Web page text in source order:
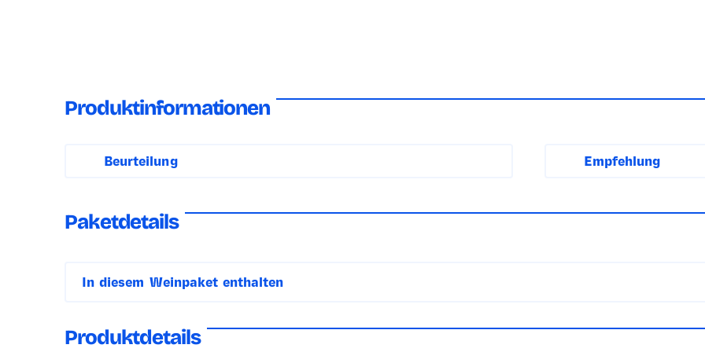
Produktinformationen
Beurteilung
schmeckt!
Empfehlung
Hirschfilet, Entenbrust
Paketdetails
In diesem Weinpaket enthalten
xProduktdetails